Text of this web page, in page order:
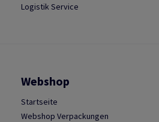
Logistik Service
Webshop
Startseite
Webshop Verpackungen